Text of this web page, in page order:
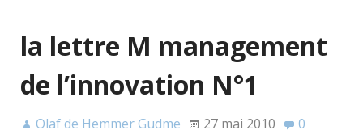
la lettre M management
de l’innovation N°1
Olaf de Hemmer Gudme 27 mai 2010 0